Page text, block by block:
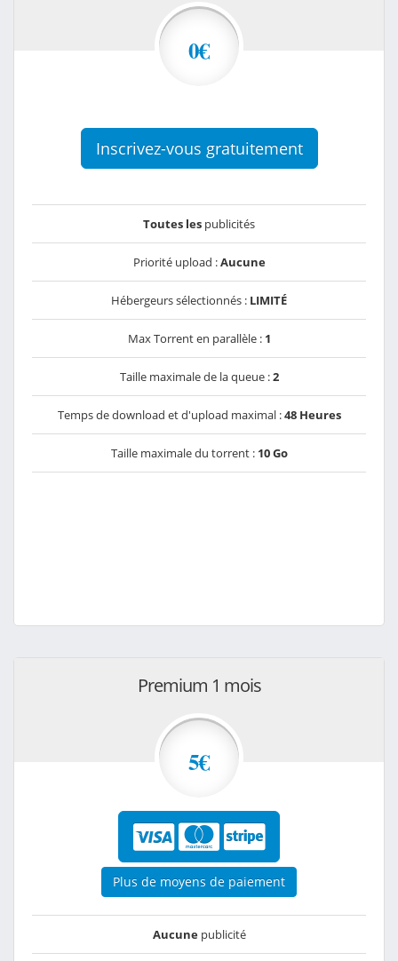
0€
Inscrivez-vous gratuitement
Toutes les publicités
Priorité upload :Aucune
Hébergeurs sélectionnés : LIMITÉ
Max Torrent en parallèle : 1
Taille maximale de la queue :2
Temps de download et d'upload maximal :48 Heures
Taille maximale du torrent : 10 Go
Premium 1 mois
5€
Plus de moyens de paiement
Aucunepublicité